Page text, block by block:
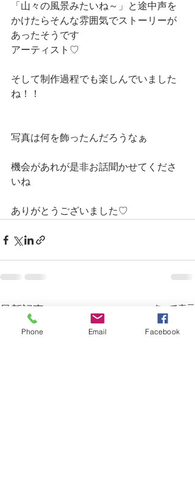
「山々の風景みたいね～」と途中声を
かけたらそんな雰囲気でストーリーが
あったそうです
アーティスト♡
そして制作過程でも楽しんでいました
ね！！
写真は何を飾ったんだろうなぁ
機会があれが是非お話聞かせてくださ
いね
ありがとうございました♡
最新記事 すべて表示
Phone Email Facebook